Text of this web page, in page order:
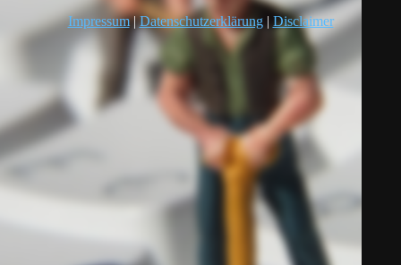
Impressum|Datenschutzerklärung| Disclaimer